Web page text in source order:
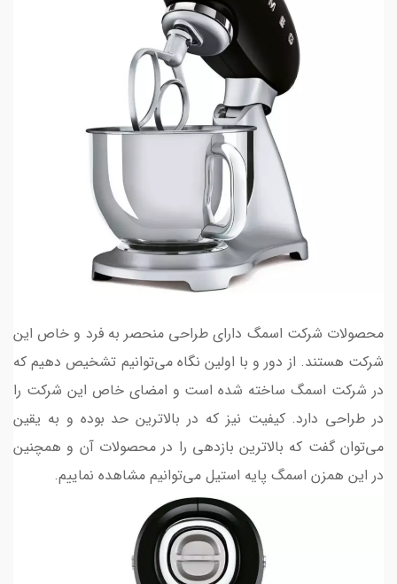
محصولات شرکت اسمگ دارای طراحی منحصر به فرد و خاص این
شرکت هستند. از دور و با اولین نگاه می‌توانیم تشخیص دهیم که
در شرکت اسمگ ساخته شده است و امضای خاص این شرکت را
در طراحی دارد. کیفیت نیز که در بالاترین حد بوده و به یقین
می‌توان گفت که بالاترین بازدهی را در محصولات آن و همچنین
در این همزن اسمگ پایه استیل می‌توانیم مشاهده نماییم.